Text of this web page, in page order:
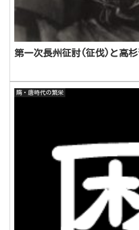
第一次長州征討(征伐)と高
隋・唐時代の繁栄